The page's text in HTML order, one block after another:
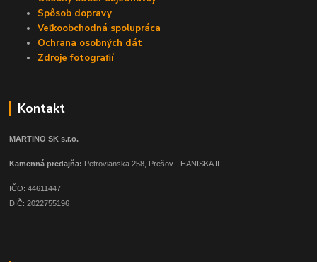
Spôsob dopravy
Veľkoobchodná spolupráca
Ochrana osobných dát
Zdroje fotografií
Kontakt
MARTINO SK s.r.o.
Kamenná predajňa: Petrovianska 258, Prešov - HANISKA II
IČO: 44611447
DIČ: 2022755196